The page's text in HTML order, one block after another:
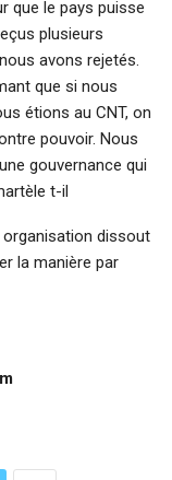
que le pays puisse
plusieurs
avons rejetés.
que si nous
étions au CNT, on
pouvoir. Nous
gouvernance qui
t-il
dissout
la manière par